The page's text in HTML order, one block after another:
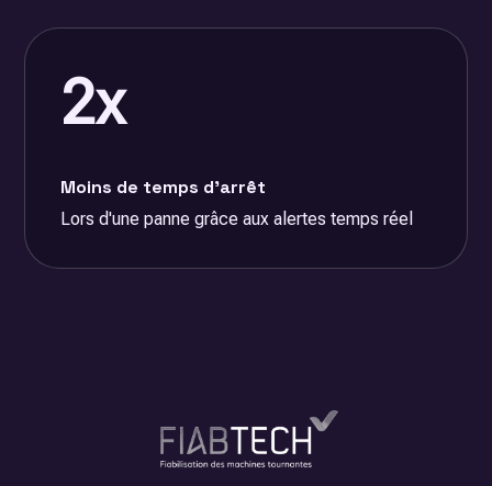
2x
Moins de temps d'arrêt
Lors d'une panne grâce aux alertes temps réel